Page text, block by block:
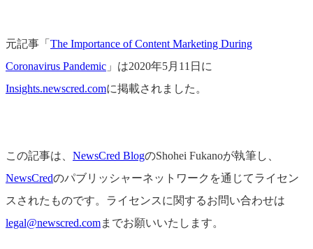
元記事「 The Importance of Content Marketing During
Coronavirus Pandemic 」は2020年5月11日に
Insights.newscred.comに掲載されました。
この記事は、 NewsCred BlogのShohei Fukanoが執筆し、
NewsCredのパブリッシャーネットワークを通じてライセン
スされたものです。ライセンスに関するお問い合わせは
legal@newscred.comまでお願いいたします。